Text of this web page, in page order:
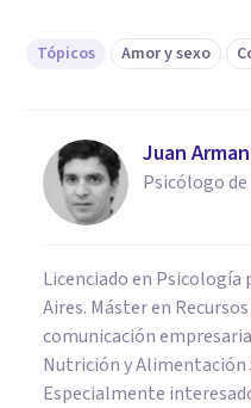
Tópicos Amor y sexo
Juan
Psicólogo
Licenciado en Psicología
Aires. Máster en
comunicación
Nutrición y Alimentación
Especialmente